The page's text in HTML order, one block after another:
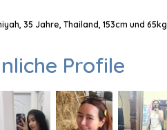
35 Jahre, Thailand, 153cm und 65kg
Profile